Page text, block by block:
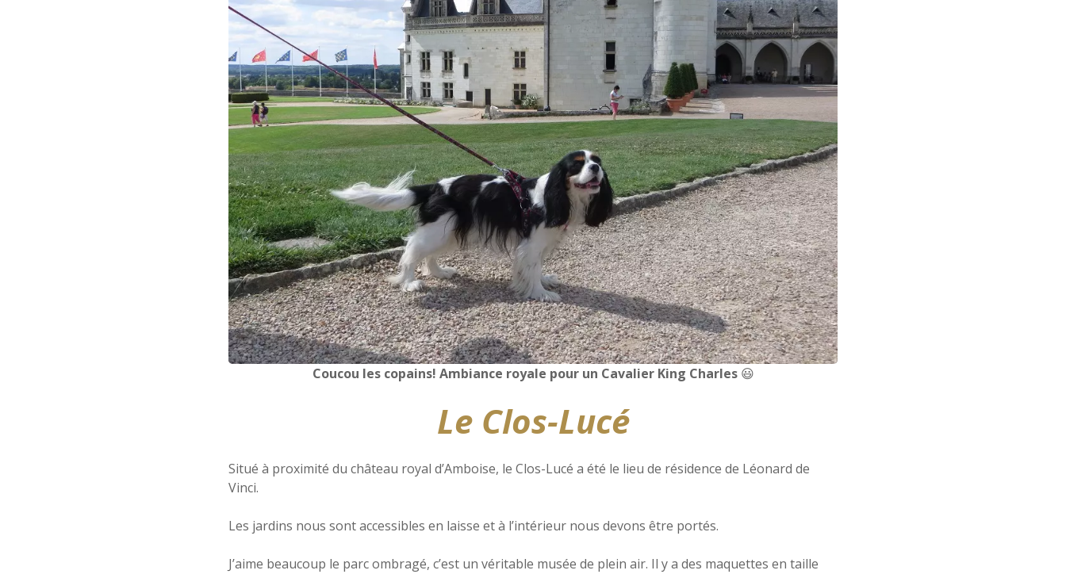
Coucou les copains! Ambiance royale pour un Cavalier King Charles😃
Le Clos-Lucé
Situé à proximité du château royal d’Amboise, le Clos-Lucé a été le lieu de résidence de Léonard de
Vinci.
Les jardins nous sont accessibles en laisse et à l’intérieur nous devons être portés.
J’aime beaucoup le parc ombragé, c’est un véritable musée de plein air. Il y a des maquettes en taille